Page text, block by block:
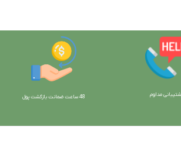
مداوم 48 ساعت ضمانت بازگش ت پول